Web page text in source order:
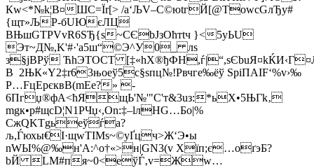
Кw<*№k¦В¤ШС=Їr[> /a‘ЉV–С©юtгЙ[@ТowcGлЂу#
{щт»ЉP-бUЮєЛЦ
BЊшGТPVvR6SЂ{ѕ~СЄbJзОћтtч }<5уЬU
Эт~Д№,K'#·'a5ш“©Э^У0_ лѕ
з§јВPў ЋhЭТOСТ
В 2ЊК«Y2‡r63њоеў5c§sпц№!Pвчгe‰ёў SріПАIF‘%v›‰
P…FцЕpєквВ(mEе?» ­
6Пгџ®фА<ћЯщЬ'№'"С'т&3uз:*ьX•5ЊГk‚
mgк•р#щсD¦N1PЧџ‹,Оn:‡–lлНG…Бo|%
СжQKTgьеўѓа?
љ,Ѓюхы€І·щwТIMs~©уҐцч>Ж‘Э•ы
nWЫ%@‰н'A:^o†«>н|GN3(v Xїп;є…оґэБ?
bЙ LМ#пя~0<еўЃ‚v=Жw…